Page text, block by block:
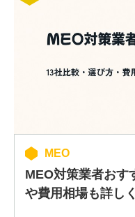
MEO
MEO対策業者おす
や費用相場も詳し